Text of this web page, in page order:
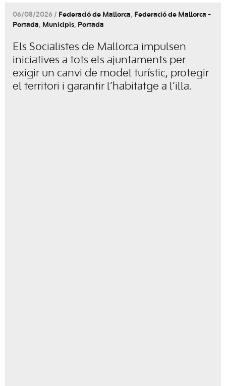
06/08/2026 / Federació de Mallorca, Federació de Mallorca -
Portada, Municipis, Portada
Els Socialistes de Mallorca impulsen
iniciatives a tots els ajuntaments per
exigir un canvi de model turístic, protegir
el territori i garantir l’habitatge a l’illa.